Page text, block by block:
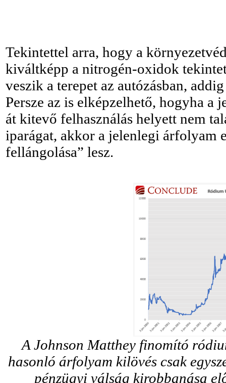
Tekintettel arra, hogy a
kiváltképp a nitrogén-oxidok
veszik a terepet az autózásban,
Persze az is elképzelhető, hogyha a
át kitevő felhasználás helyett nem
iparágat, akkor a jelenlegi árfolyam
fellángolása” lesz.
A Johnson Matthey finomító
hasonló árfolyam kilövés csak
pénzügyi válság kirobbanása